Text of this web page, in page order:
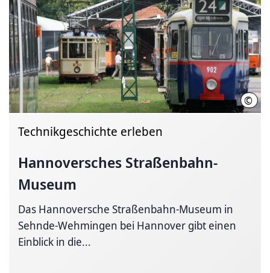
©
Technikgeschichte erleben
Hannoversches Straßenbahn-
Museum
Das Hannoversche Straßenbahn-Museum in
Sehnde-Wehmingen bei Hannover gibt einen
Einblick in die...